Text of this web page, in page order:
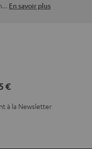
En savoir plus
€
à la Newsletter